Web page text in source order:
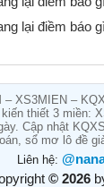
lại điềm báo
– XS3MIEN –
thiết 3 miền:
Cập nhật
sổ mơ lô đề
Liên hệ:
© 2026